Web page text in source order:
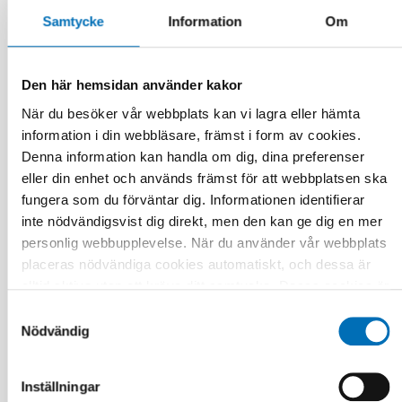
Samtycke Information Om
Den här hemsidan använder kakor
När du besöker vår webbplats kan vi lagra eller hämta
information i din webbläsare, främst i form av cookies.
Denna information kan handla om dig, dina preferenser
eller din enhet och används främst för att webbplatsen ska
fungera som du förväntar dig. Informationen identifierar
inte nödvändigsvist dig direkt, men den kan ge dig en mer
personlig webbupplevelse. När du använder vår webbplats
placeras nödvändiga cookies automatiskt, och dessa är
dess funktioner. Vi respekterar din integritet, och du kan
marknadsföring och oklassificerade) du vill acceptera.
Klicka på de olika kategorirubrikerna för att ta reda på mer
Nödvändig
Inställningar
INTEGRATION
1 apr 2020
Many gaps in research about mental health
among unaccompanied minors